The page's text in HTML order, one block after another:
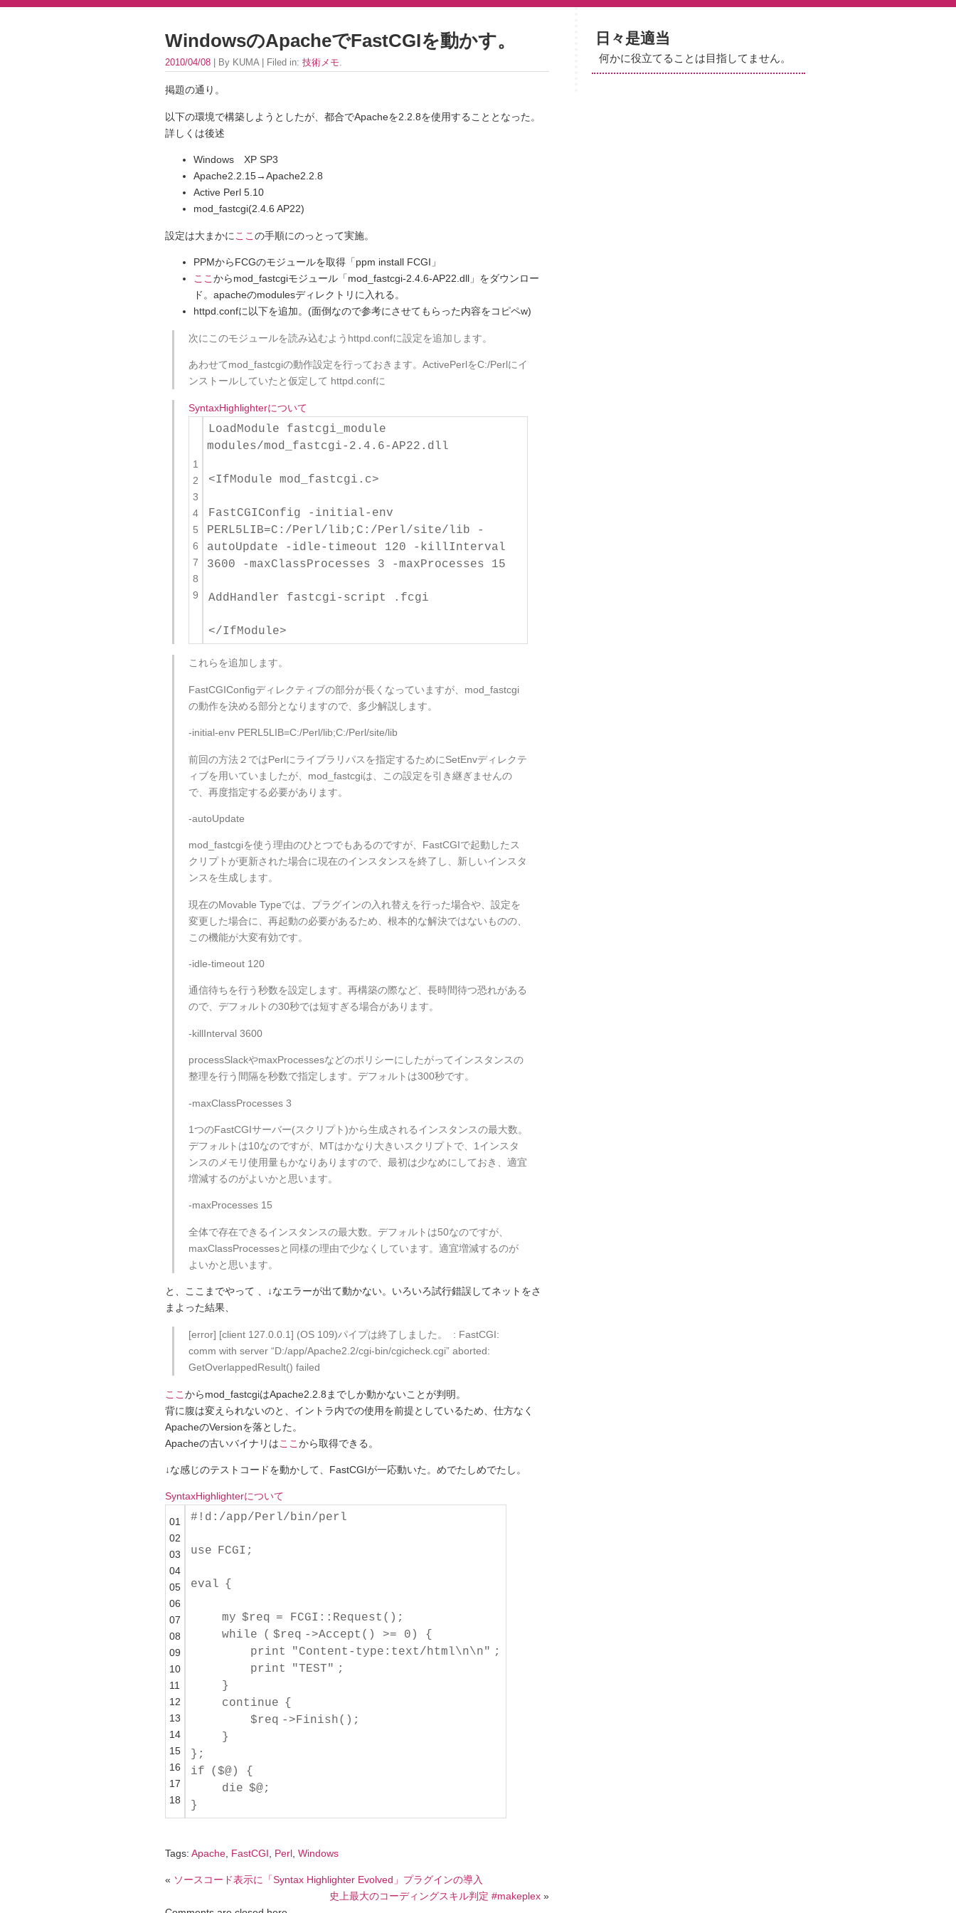
WindowsのApacheでFastCGIを動かす。
2010/04/08 | By KUMA | Filed in: 技術メモ.
掲題の通り。
以下の環境で構築しようとしたが、都合でApacheを2.2.8を使用することとなった。
詳しくは後述
Windows XP SP3
Apache2.2.15→Apache2.2.8
Active Perl 5.10
mod_fastcgi(2.4.6 AP22)
設定は大まかに ここ の手順にのっとって実施。
PPMからFCGのモジュールを取得「ppm install FCGI」
ここ からmod_fastcgiモジュール「mod_fastcgi-2.4.6-AP22.dll」をダウンロー
ド。apacheのmodulesディレクトリに入れる。
httpd.confに以下を追加。(面倒なので参考にさせてもらった内容をコピペw)
次にこのモジュールを読み込むようhttpd.confに設定を追加します。
あわせてmod_fastcgiの動作設定を行っておきます。ActivePerlをC:/Perlにイ
ンストールしていたと仮定して httpd.confに
SyntaxHighlighterについて
1
2
3
4
5
6
7
8
9
LoadModule fastcgi_module
modules/mod_fastcgi-2.4.6-AP22.dll
<IfModule mod_fastcgi.c>
FastCGIConfig -initial-env
PERL5LIB=C:/Perl/lib;C:/Perl/site/lib -
autoUpdate -idle-timeout 120 -killInterval
3600 -maxClassProcesses 3 -maxProcesses 15
AddHandler fastcgi-script .fcgi
</IfModule>
これらを追加します。
FastCGIConfigディレクティブの部分が長くなっていますが、mod_fastcgi
の動作を決める部分となりますので、多少解説します。
-initial-env PERL5LIB=C:/Perl/lib;C:/Perl/site/lib
前回の方法２ではPerlにライブラリパスを指定するためにSetEnvディレクテ
ィブを用いていましたが、mod_fastcgiは、この設定を引き継ぎませんの
で、再度指定する必要があります。
-autoUpdate
mod_fastcgiを使う理由のひとつでもあるのですが、FastCGIで起動したス
クリプトが更新された場合に現在のインスタンスを終了し、新しいインスタ
ンスを生成します。
現在のMovable Typeでは、プラグインの入れ替えを行った場合や、設定を
変更した場合に、再起動の必要があるため、根本的な解決ではないものの、
この機能が大変有効です。
-idle-timeout 120
通信待ちを行う秒数を設定します。再構築の際など、長時間待つ恐れがある
ので、デフォルトの30秒では短すぎる場合があります。
-killInterval 3600
processSlackやmaxProcessesなどのポリシーにしたがってインスタンスの
整理を行う間隔を秒数で指定します。デフォルトは300秒です。
-maxClassProcesses 3
1つのFastCGIサーバー(スクリプト)から生成されるインスタンスの最大数。
デフォルトは10なのですが、MTはかなり大きいスクリプトで、1インスタ
ンスのメモリ使用量もかなりありますので、最初は少なめにしておき、適宜
増減するのがよいかと思います。
-maxProcesses 15
全体で存在できるインスタンスの最大数。デフォルトは50なのですが、
maxClassProcessesと同様の理由で少なくしています。適宜増減するのが
よいかと思います。
と、ここまでやって 、↓なエラーが出て動かない。いろいろ試行錯誤してネットをさ
まよった結果、
[error] [client 127.0.0.1] (OS 109)パイプは終了しました。 : FastCGI:
comm with server “D:/app/Apache2.2/cgi-bin/cgicheck.cgi” aborted:
GetOverlappedResult() failed
ここ からmod_fastcgiはApache2.2.8までしか動かないことが判明。
背に腹は変えられないのと、イントラ内での使用を前提としているため、仕方なく
ApacheのVersionを落とした。
Apacheの古いバイナリはここ から取得できる。
↓な感じのテストコードを動かして、FastCGIが一応動いた。めでたしめでたし。
SyntaxHighlighterについて
01
02
03
04
05
06
07
08
09
10
11
12
13
14
15
16
17
18
#!d:/app/Perl/bin/perl
use FCGI;
eval {
my $req = FCGI::Request();
while
( $req ->Accept() >= 0) {
print
"Content-type:text/html\n\n" ;
print
"TEST" ;
}
continue {
$req ->Finish();
}
};
if
($@) {
die $@;
}
Tags: Apache FastCGI Perl Windows
« ソースコード表示に「Syntax Highlighter Evolved」プラグインの導入
史上最大のコーディングスキル判定 #makeplex »
日々是適当
何かに役立てることは目指してません。